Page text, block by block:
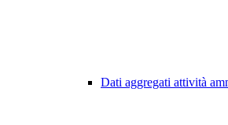
Dati aggregati attività